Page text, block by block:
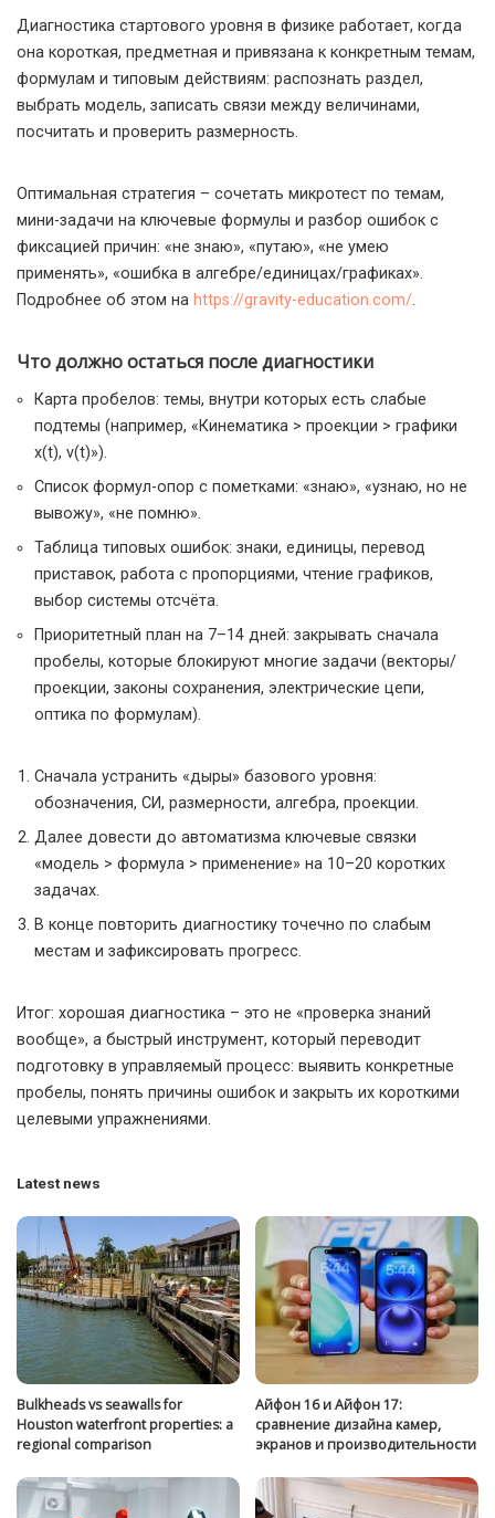
Диагностика стартового уровня в физике работает, когда
она короткая, предметная и привязана к конкретным темам,
формулам и типовым действиям: распознать раздел,
выбрать модель, записать связи между величинами,
посчитать и проверить размерность.
Оптимальная стратегия – сочетать микротест по темам,
мини-задачи на ключевые формулы и разбор ошибок с
фиксацией причин: «не знаю», «путаю», «не умею
применять», «ошибка в алгебре/единицах/графиках».
Подробнее об этом на https://gravity-education.com/.
Что должно остаться после диагностики
Карта пробелов: темы, внутри которых есть слабые
подтемы (например, «Кинематика > проекции > графики
x(t), v(t)»).
Список формул-опор с пометками: «знаю», «узнаю, но не
вывожу», «не помню».
Таблица типовых ошибок: знаки, единицы, перевод
приставок, работа с пропорциями, чтение графиков,
выбор системы отсчёта.
Приоритетный план на 7–14 дней: закрывать сначала
пробелы, которые блокируют многие задачи (векторы/
проекции, законы сохранения, электрические цепи,
оптика по формулам).
Сначала устранить «дыры» базового уровня:
обозначения, СИ, размерности, алгебра, проекции.
Далее довести до автоматизма ключевые связки
«модель > формула > применение» на 10–20 коротких
задачах.
В конце повторить диагностику точечно по слабым
местам и зафиксировать прогресс.
Итог: хорошая диагностика – это не «проверка знаний
вообще», а быстрый инструмент, который переводит
подготовку в управляемый процесс: выявить конкретные
пробелы, понять причины ошибок и закрыть их короткими
целевыми упражнениями.
Latest news
Bulkheads vs seawalls for
Houston waterfront properties: a
regional comparison
Айфон 16 и Айфон 17:
сравнение дизайна камер,
экранов и производительности